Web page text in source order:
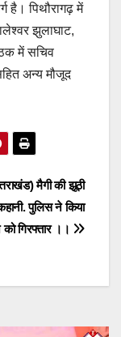
है। पिथौरागढ़ में
झुलाघाट,
में सचिव
अन्य मौजूद
मैगी की झूठी
पुलिस ने किया
को गिरफ्तार ।।